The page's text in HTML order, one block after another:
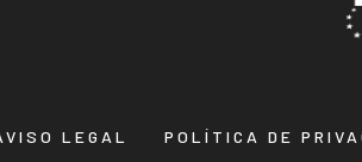
LEGAL POLÍTICA DE